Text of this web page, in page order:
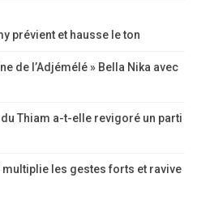
prévient et hausse le ton
de l’Adjémélé » Bella Nika avec
Thiam a-t-elle revigoré un parti
les gestes forts et ravive